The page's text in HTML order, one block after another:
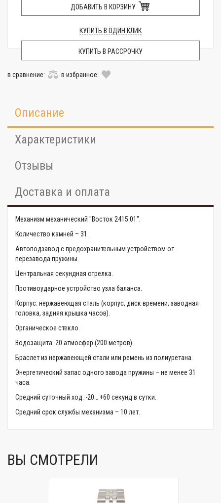
ДОБАВИТЬ В КОРЗИНУ
КУПИТЬ В ОДИН КЛИК
КУПИТЬ В РАССРОЧКУ
в сравнение: в избранное:
Описание
Характеристики
Отзывы
Доставка и оплата
Механизм механический "Восток 2415.01".
Количество камней – 31.
Автоподзавод с предохранительным устройством от
перезавода пружины.
Центральная секундная стрелка.
Противоударное устройство узла баланса.
Корпус: нержавеющая сталь (корпус, диск времени, заводная
головка, задняя крышка часов).
Органическое стекло.
Водозащита: 20 атмосфер (200 метров).
Браслет из нержавеющей стали или ремень из полиуретана.
Энергетический запас одного завода пружины – не менее 31
часа.
Средний суточный ход: -20… +60 секунд в сутки.
Средний срок службы механизма – 10 лет.
ВЫ СМОТРЕЛИ